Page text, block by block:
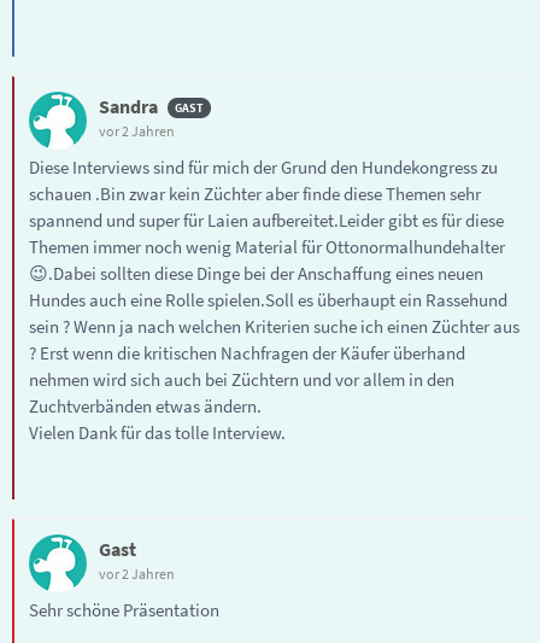
Sandra
vor 2 Jahren
Diese Interviews sind für mich der Grund den Hundekongress zu
schauen .Bin zwar kein Züchter aber finde diese Themen sehr
spannend und super für Laien aufbereitet.Leider gibt es für diese
Themen immer noch wenig Material für Ottonormalhundehalter
😉.Dabei sollten diese Dinge bei der Anschaffung eines neuen
Hundes auch eine Rolle spielen.Soll es überhaupt ein Rassehund
sein ? Wenn ja nach welchen Kriterien suche ich einen Züchter aus
? Erst wenn die kritischen Nachfragen der Käufer überhand
nehmen wird sich auch bei Züchtern und vor allem in den
Zuchtverbänden etwas ändern.
Vielen Dank für das tolle Interview.
Gast
vor 2 Jahren
Sehr schöne Präsentation